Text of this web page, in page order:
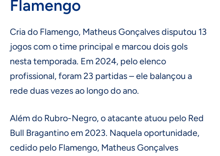
Flamengo
Cria do Flamengo, Matheus Gonçalves disputou 13
jogos com o time principal e marcou dois gols
nesta temporada. Em 2024, pelo elenco
profissional, foram 23 partidas – ele balançou a
rede duas vezes ao longo do ano.
Além do Rubro-Negro, o atacante atuou pelo Red
Bull Bragantino em 2023. Naquela oportunidade,
cedido pelo Flamengo, Matheus Gonçalves